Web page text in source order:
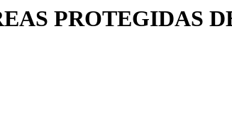
PROTEGIDAS